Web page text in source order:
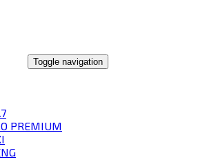
Toggle navigation
PREMIUM